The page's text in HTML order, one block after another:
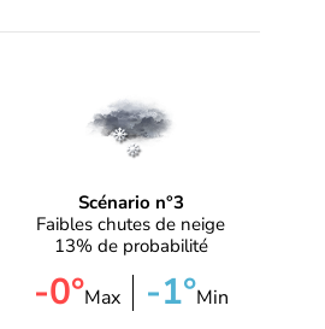
Scénario n°3
Faibles chutes de neige
13% de probabilité
-0°Max -1°Min